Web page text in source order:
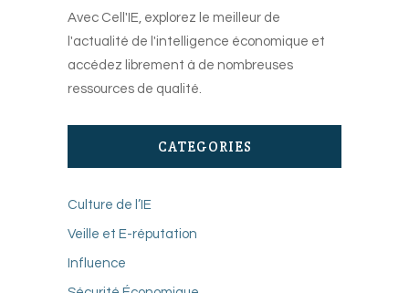
Avec Cell'IE, explorez le meilleur de
l'actualité de l'intelligence économique et
accédez librement à de nombreuses
ressources de qualité.
CATEGORIES
Culture de l’IE
Veille et E-réputation
Influence